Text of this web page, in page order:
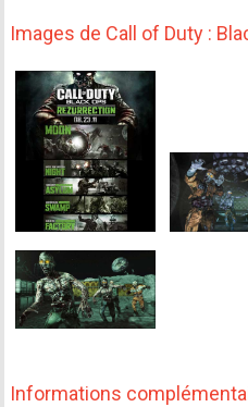
Images de Call of Duty :
Informations